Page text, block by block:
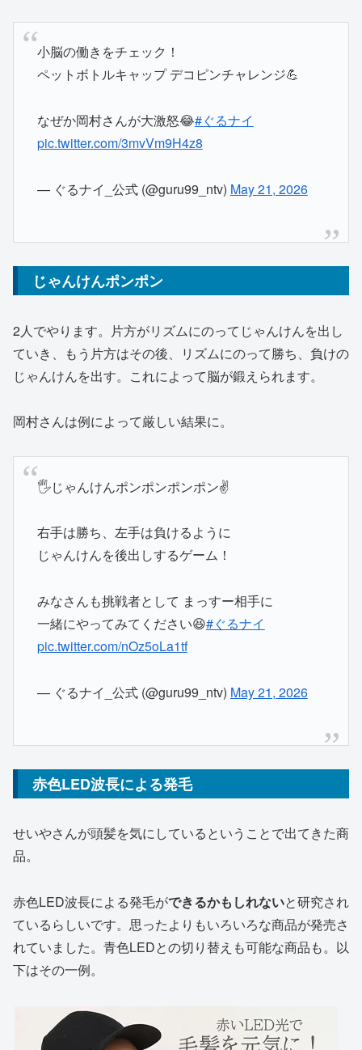
小脳の働きをチェック！
ペットボトルキャップ デコピンチャレンジ💪
なぜか岡村さんが大激怒😂#ぐるナイ
pic.twitter.com/3mvVm9H4z8
— ぐるナイ_公式 (@guru99_ntv) May 21, 2026
じゃんけんポンポン
2人でやります。片方がリズムにのってじゃんけんを出し
ていき、もう片方はその後、リズムにのって勝ち、負けの
じゃんけんを出す。これによって脳が鍛えられます。
岡村さんは例によって厳しい結果に。
🖐️じゃんけんポンポンポンポン✌️
右手は勝ち、左手は負けるように
じゃんけんを後出しするゲーム！
みなさんも挑戦者として まっすー相手に
一緒にやってみてください😆#ぐるナイ
pic.twitter.com/nOz5oLa1tf
— ぐるナイ_公式 (@guru99_ntv) May 21, 2026
赤色LED波長による発毛
せいやさんが頭髪を気にしているということで出てきた商
品。
赤色LED波長による発毛ができるかもしれないと研究され
ているらしいです。思ったよりもいろいろな商品が発売さ
れていました。青色LEDとの切り替えも可能な商品も。以
下はその一例。